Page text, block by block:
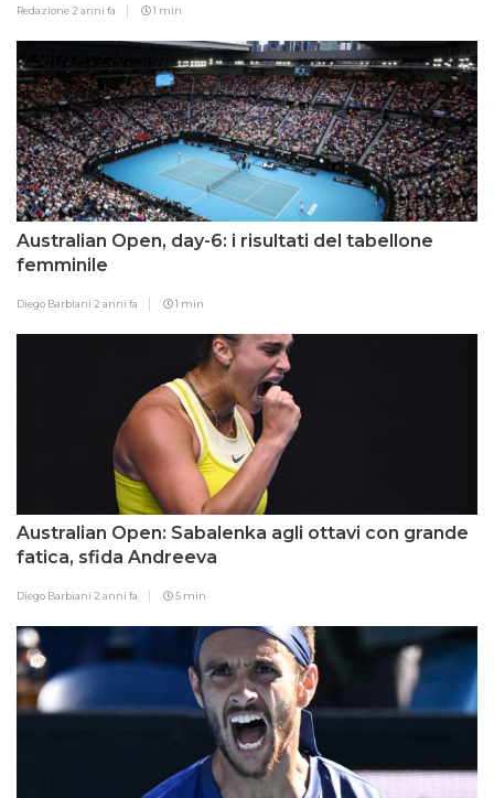
Redazione2 anni fa 1 min
Australian Open, day-6: i risultati del tabellone
femminile
Diego Barbiani 2 anni fa 1 min
Australian Open: Sabalenka agli ottavi con grande
fatica, sfida Andreeva
Diego Barbiani 2 anni fa 5 min